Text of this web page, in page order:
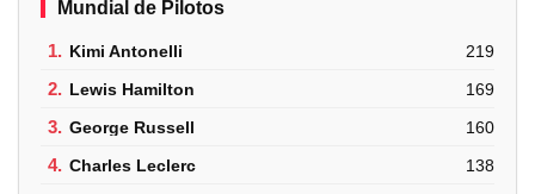
Mundial de Pilotos
1. Kimi Antonelli 219
2. Lewis Hamilton 169
3. George Russell 160
4. Charles Leclerc 138